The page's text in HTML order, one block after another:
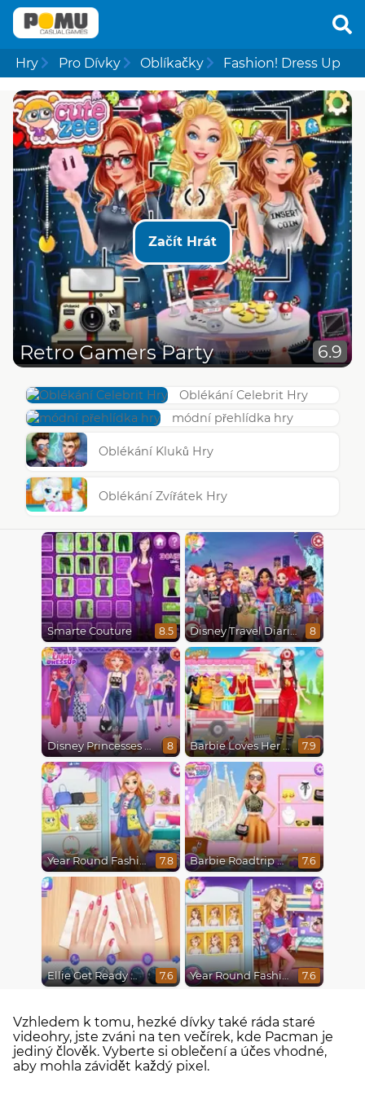
Hry Pro Dívky Oblíkačky Fashion! Dress Up
Začít Hrát
Retro Gamers Party 6.9
Oblékání Celebrit Hry
módní přehlídka hry
Oblékání Kluků Hry
Oblékání Zvířátek Hry
Smarte Couture 8.5 Disney Travel Diaries: City Break 8
Disney Princesses Runway Show 8 Barbie Loves Her Job 7.9
Year Round Fashionista Rapunzel 7.8 Barbie Roadtrip Adventure 7.6
Ellie Get Ready With Me 2 7.6 Year Round Fashionista Belle 7.6
Vzhledem k tomu, hezké dívky také ráda staré
videohry, jste zváni na ten večírek, kde Pacman je
jediný člověk. Vyberte si oblečení a účes vhodné,
aby mohla závidět každý pixel.